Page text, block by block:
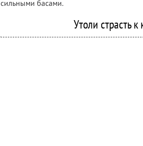
сильными басами.
Утоли страсть